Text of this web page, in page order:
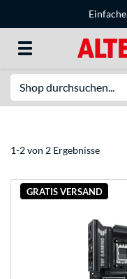
1-2 von 2 Ergebnisse
GRATIS VERSAND